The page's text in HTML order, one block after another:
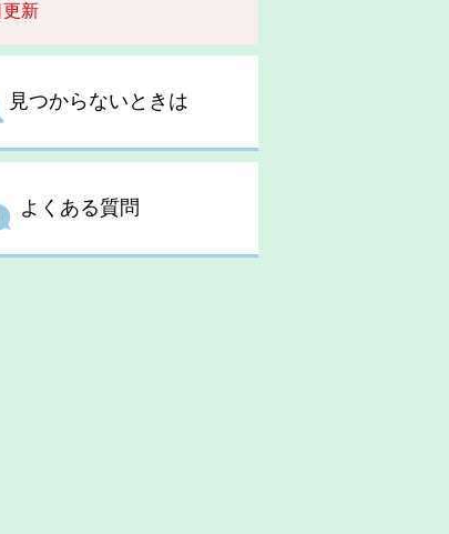
更新
見つからないときは
よくある質問